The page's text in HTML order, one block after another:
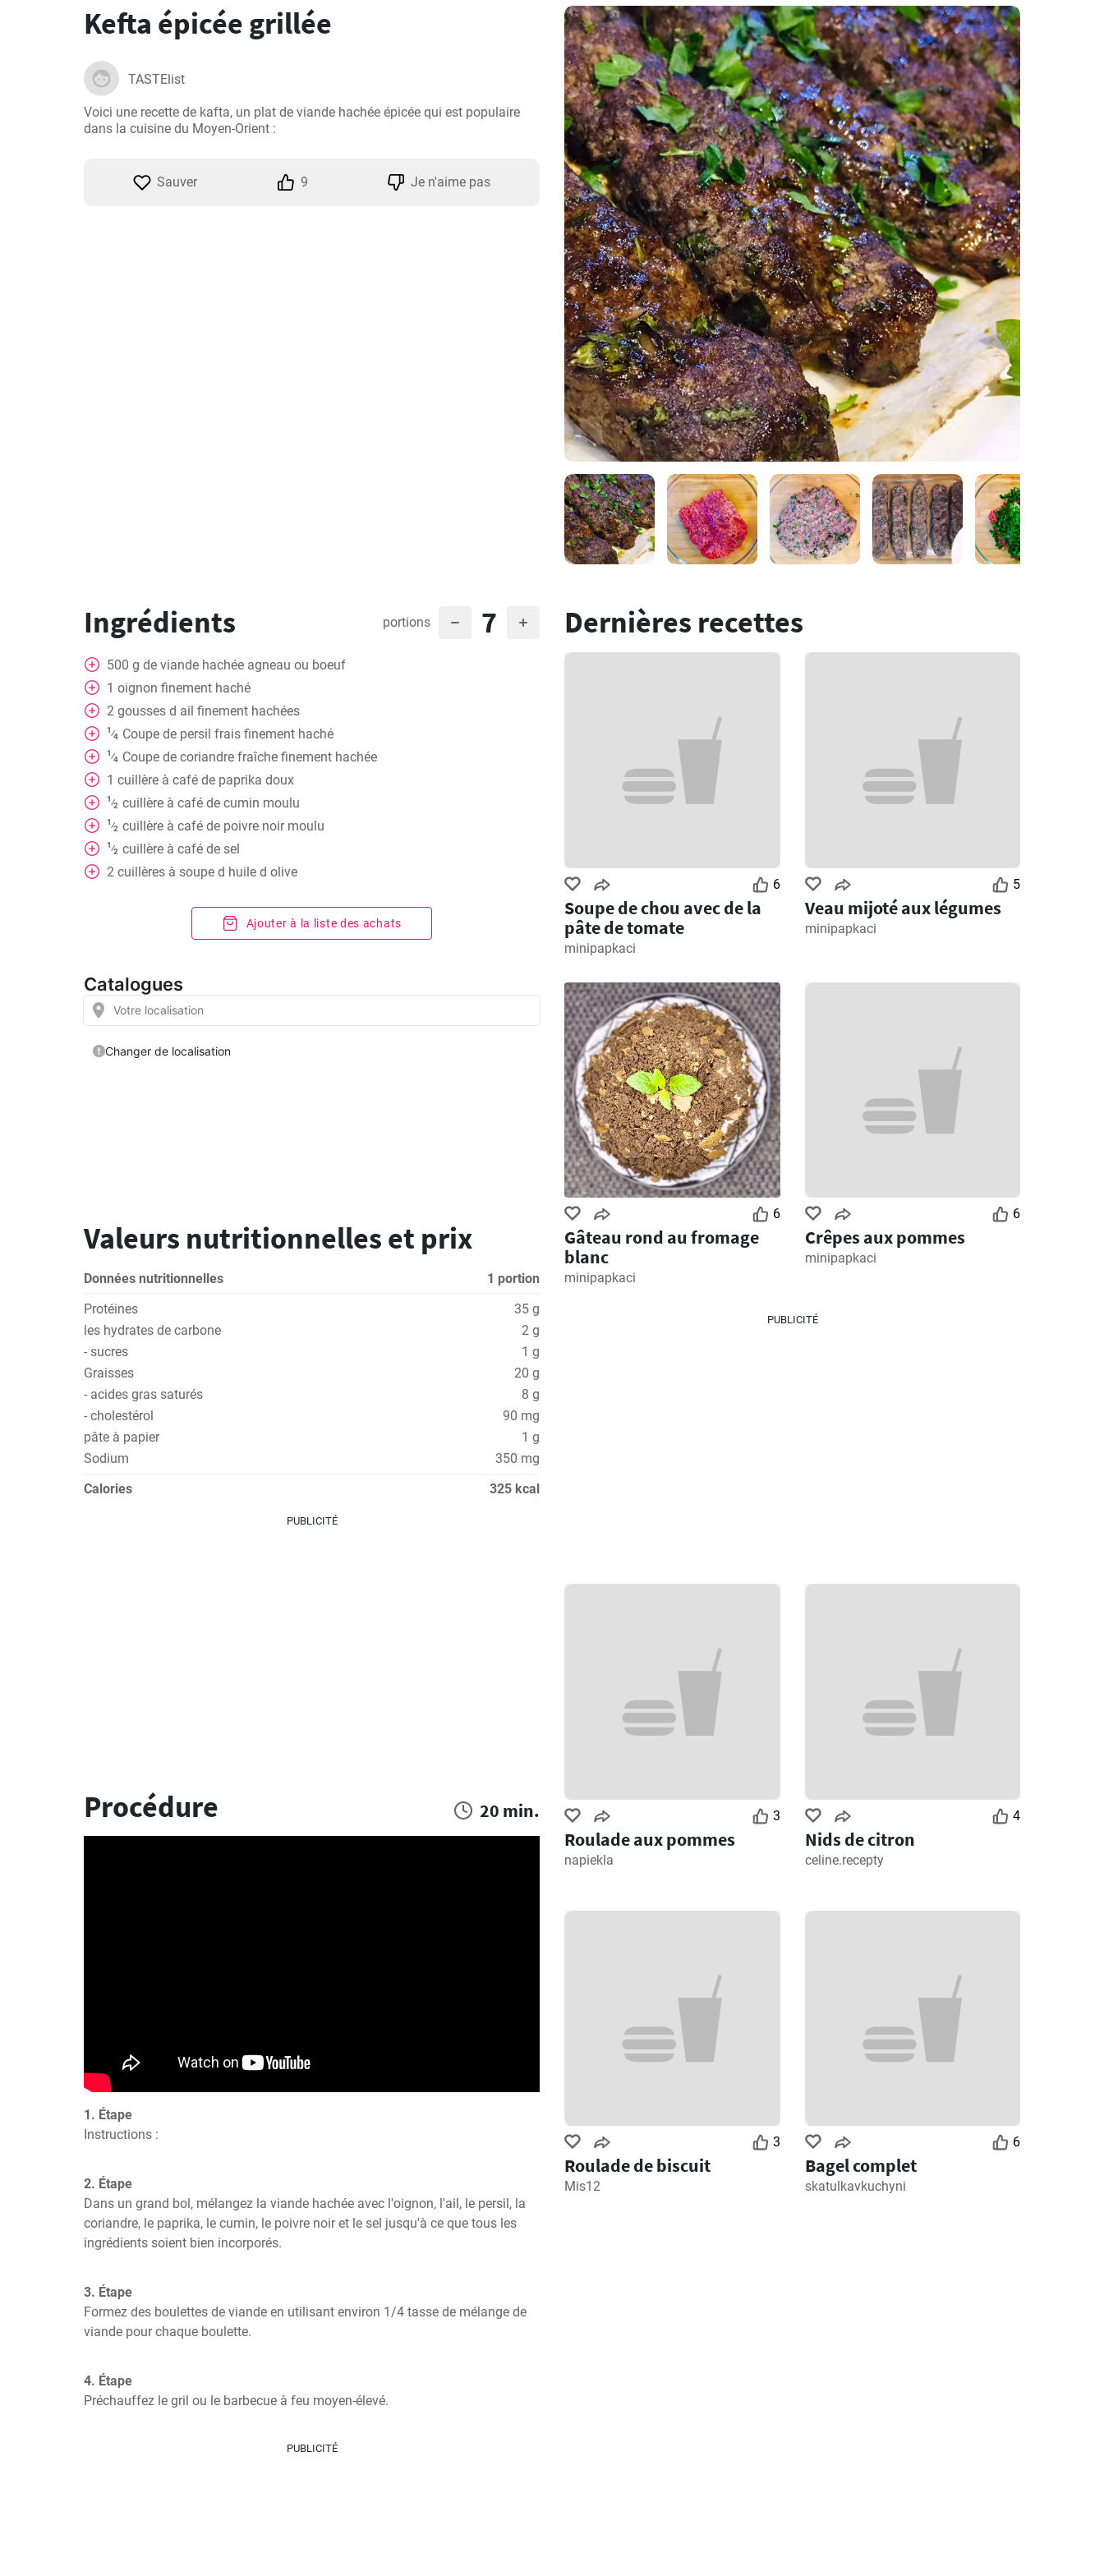
Kefta épicée grillée
TASTElist
Voici une recette de kafta, un plat de viande hachée épicée qui est populaire
dans la cuisine du Moyen-Orient :
Sauver 9 Je n'aime pas
Ingrédients portions 7
500 g de viande hachée agneau ou boeuf
1 oignon finement haché
2 gousses d ail finement hachées
1⁄4 Coupe de persil frais finement haché
1⁄4 Coupe de coriandre fraîche finement hachée
1 cuillère à café de paprika doux
1⁄2 cuillère à café de cumin moulu
1⁄2 cuillère à café de poivre noir moulu
1⁄2 cuillère à café de sel
2 cuillères à soupe d huile d olive
Ajouter à la liste des achats
Valeurs nutritionnelles et prix
Données nutritionnelles
1 portion
Protéines
35 g
les hydrates de carbone
2 g
- sucres
1 g
Graisses
20 g
- acides gras saturés
8 g
- cholestérol
90 mg
pâte à papier
1 g
Sodium
350 mg
Calories
325 kcal
PUBLICITÉ
Procédure 20 min.
1. Étape
Instructions :
2. Étape
Dans un grand bol, mélangez la viande hachée avec l'oignon, l'ail, le persil, la
coriandre, le paprika, le cumin, le poivre noir et le sel jusqu'à ce que tous les
ingrédients soient bien incorporés.
3. Étape
Formez des boulettes de viande en utilisant environ 1/4 tasse de mélange de
viande pour chaque boulette.
4. Étape
Préchauffez le gril ou le barbecue à feu moyen-élevé.
PUBLICITÉ
Dernières recettes
6
Soupe de chou avec de la
pâte de tomate
minipapkaci
5
Veau mijoté aux légumes
minipapkaci
6
Gâteau rond au fromage
blanc
minipapkaci
6
Crêpes aux pommes
minipapkaci
PUBLICITÉ
3
Roulade aux pommes
napiekla
4
Nids de citron
celine.recepty
3
Roulade de biscuit
Mis12
6
Bagel complet
skatulkavkuchyni